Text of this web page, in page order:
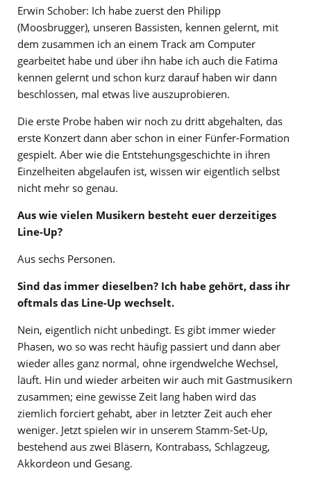
Erwin Schober: Ich habe zuerst den Philipp
(Moosbrugger), unseren Bassisten, kennen gelernt, mit
dem zusammen ich an einem Track am Computer
gearbeitet habe und über ihn habe ich auch die Fatima
kennen gelernt und schon kurz darauf haben wir dann
beschlossen, mal etwas live auszuprobieren.
Die erste Probe haben wir noch zu dritt abgehalten, das
erste Konzert dann aber schon in einer Fünfer-Formation
gespielt. Aber wie die Entstehungsgeschichte in ihren
Einzelheiten abgelaufen ist, wissen wir eigentlich selbst
nicht mehr so genau.
Aus wie vielen Musikern besteht euer derzeitiges
Line-Up?
Aus sechs Personen.
Sind das immer dieselben? Ich habe gehört, dass ihr
oftmals das Line-Up wechselt.
Nein, eigentlich nicht unbedingt. Es gibt immer wieder
Phasen, wo so was recht häufig passiert und dann aber
wieder alles ganz normal, ohne irgendwelche Wechsel,
läuft. Hin und wieder arbeiten wir auch mit Gastmusikern
zusammen; eine gewisse Zeit lang haben wird das
ziemlich forciert gehabt, aber in letzter Zeit auch eher
weniger. Jetzt spielen wir in unserem Stamm-Set-Up,
bestehend aus zwei Bläsern, Kontrabass, Schlagzeug,
Akkordeon und Gesang.